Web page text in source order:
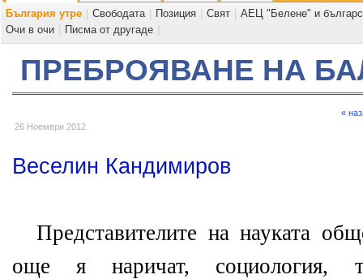
България утре
Свободата Позиция Свят
АЕЦ "Белене" и
Очи в очи
Писма от другаде
ПРЕБРОЯВАНЕ НА
26 Ноември 2012
«
Веселин Кандимиров
Представителите на науката
още я наричат, социология,